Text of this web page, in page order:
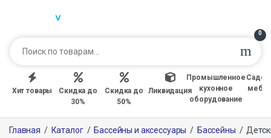
0
Хит товары
Скидка до
30%
Скидка до
50%
Ликвидация
Промышленное
кухонное
оборудование
Главная / Каталог / Бассейны и аксессуары / Бассейны /